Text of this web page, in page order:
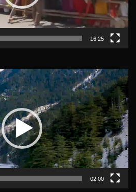
16:25
02:00